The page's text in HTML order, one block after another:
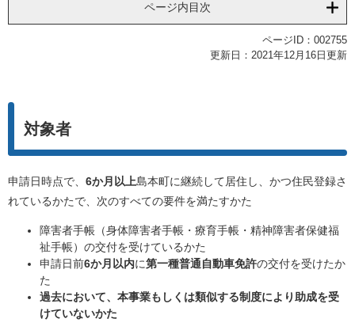
ページ内目次
ページID：002755
更新日：2021年12月16日更新
対象者
申請日時点で、 6か月以上島本町に継続して居住し、かつ住民登録さ
れているかたで、次のすべての要件を満たすかた
障害者手帳（身体障害者手帳・療育手帳・精神障害者保健福
祉手帳）の交付を受けているかた
申請日前6か月以内に第一種普通自動車免許の交付を受けたか
た
過去において、本事業もしくは類似する制度により助成を受
けていないかた